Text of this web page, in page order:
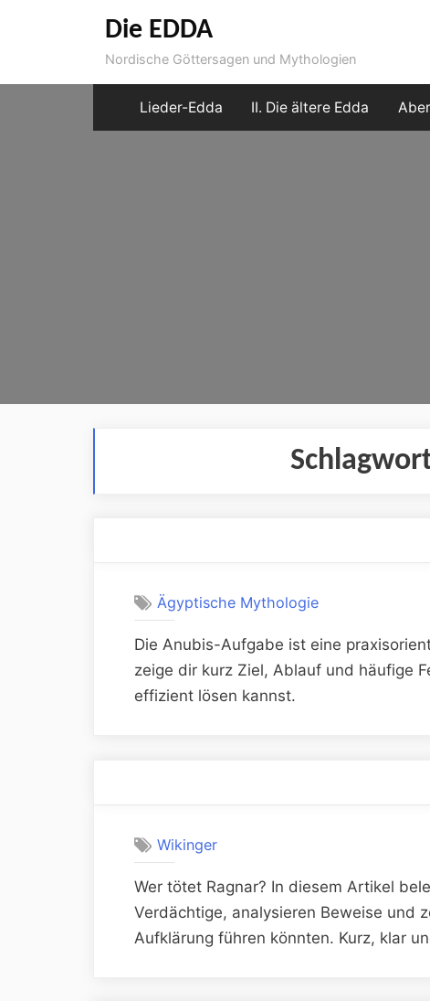
Die EDDA
Nordische Göttersagen und Mythologien
Lieder-Edda II. Die ältere Edda
Ägyptische Mythologie
Die Anubis-Aufgabe ist eine
zeige dir kurz Ziel, Ablauf und häufige
effizient lösen kannst.
Wikinger
Wer tötet Ragnar? In diesem Artikel
Verdächtige, analysieren Beweise und
Aufklärung führen könnten. Kurz, klar